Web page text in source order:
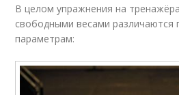
В целом упражнения на
свободными весами различаются
параметрам: